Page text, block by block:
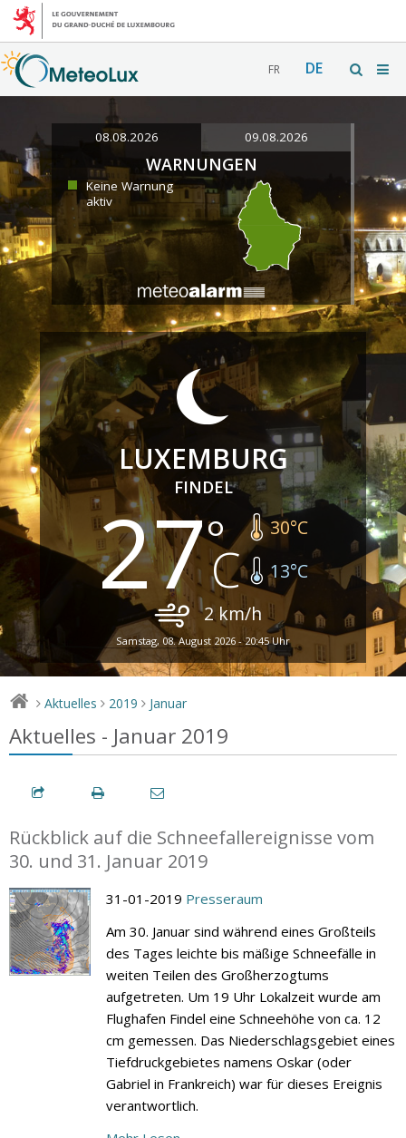
FR DE
08.08.2026 09.08.2026
WARNUNGEN
Keine Warnung
aktiv
LUXEMBURG
FINDEL
27 30°C
13°C
2 km/h
Samstag, 08. August 2026 - 20:45 Uhr
> Aktuelles > 2019 > Januar
Aktuelles - Januar 2019
Rückblick auf die Schneefallereignisse vom
30. und 31. Januar 2019
31-01-2019 Presseraum
Am 30. Januar sind während eines Großteils
des Tages leichte bis mäßige Schneefälle in
weiten Teilen des Großherzogtums
aufgetreten. Um 19 Uhr Lokalzeit wurde am
Flughafen Findel eine Schneehöhe von ca. 12
cm gemessen. Das Niederschlagsgebiet eines
Tiefdruckgebietes namens Oskar (oder
Gabriel in Frankreich) war für dieses Ereignis
verantwortlich.